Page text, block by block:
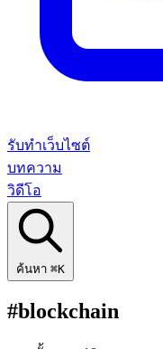
รับทำเว็บไซต์
บทความ
วิดีโอ
ค้นหา ⌘K
#blockchain